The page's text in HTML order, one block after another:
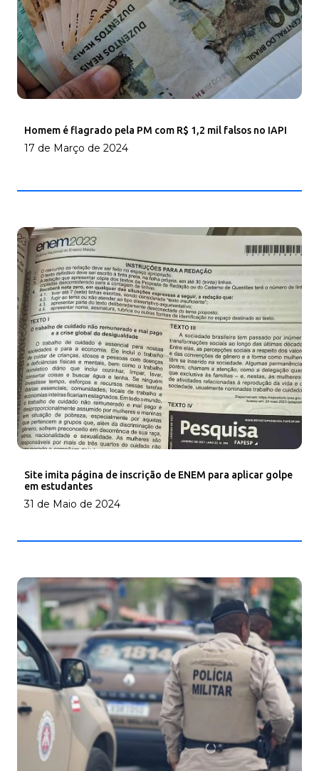
Homem é flagrado pela PM com R$ 1,2 mil falsos no IAPI
17 de Março de 2024
Site imita página de inscrição de ENEM para aplicar golpe
em estudantes
31 de Maio de 2024